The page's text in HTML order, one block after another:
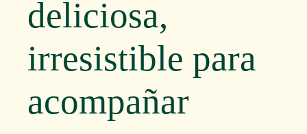
deliciosa,
irresistible para
acompañar